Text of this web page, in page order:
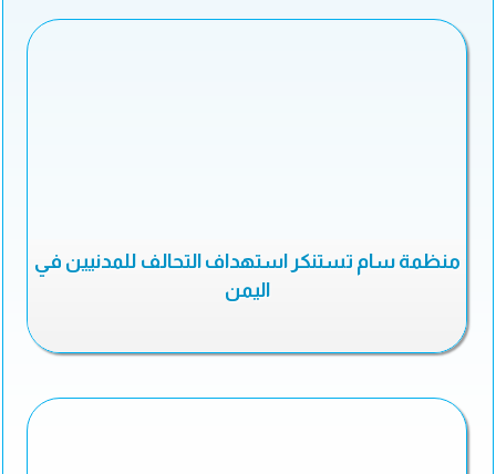
منظمة سام تستنكر استهداف التحالف للمدنيين في
اليمن